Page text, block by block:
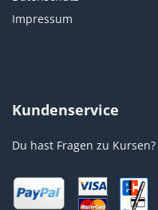
Impressum
Kundenservice
Du hast Fragen zu Kursen?